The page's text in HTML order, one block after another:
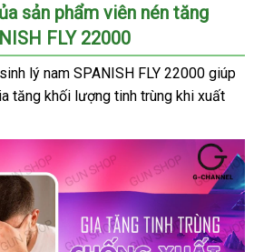
sản phẩm viên nén tăng
FLY 22000
lý nam SPANISH FLY 22000 giúp
tăng khối lượng tinh trùng khi xuất